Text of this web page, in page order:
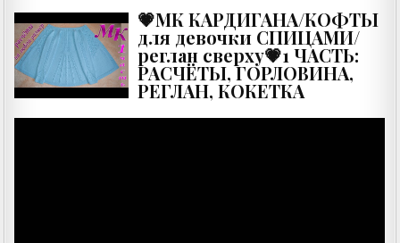
💗МК КАРДИГАНА/КОФТЫ
для девочки СПИЦАМИ/
реглан сверху💗1 ЧАСТЬ:
РАСЧЁТЫ, ГОРЛОВИНА,
РЕГЛАН, КОКЕТКА